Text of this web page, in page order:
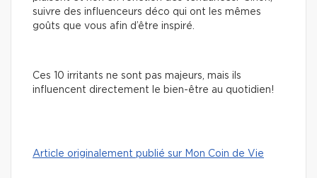
suivre des influenceurs déco qui ont les mêmes
goûts que vous afin d’être inspiré.
Ces 10 irritants ne sont pas majeurs, mais ils
influencent directement le bien-être au quotidien!
Article originalement publié sur Mon Coin de Vie